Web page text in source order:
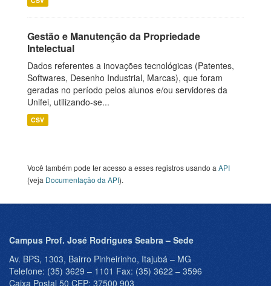
Gestão e Manutenção da Propriedade
Intelectual
Dados referentes a inovações tecnológicas (Patentes,
Softwares, Desenho Industrial, Marcas), que foram
geradas no período pelos alunos e/ou servidores da
Unifei, utilizando-se...
CSV
Você também pode ter acesso a esses registros usando a API
(veja Documentação da API).
Campus Prof. José Rodrigues Seabra – Sede
Av. BPS, 1303, Bairro Pinheirinho, Itajubá – MG
Telefone: (35) 3629 – 1101 Fax: (35) 3622 – 3596
Caixa Postal 50 CEP: 37500 903